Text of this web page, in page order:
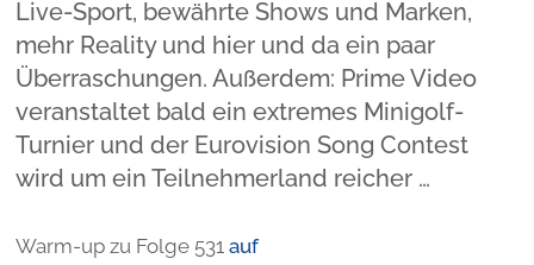
Live-Sport, bewährte Shows und Marken,
mehr Reality und hier und da ein paar
Überraschungen. Außerdem: Prime Video
veranstaltet bald ein extremes Minigolf-
Turnier und der Eurovision Song Contest
wird um ein Teilnehmerland reicher …
Warm-up zu Folge 531auf